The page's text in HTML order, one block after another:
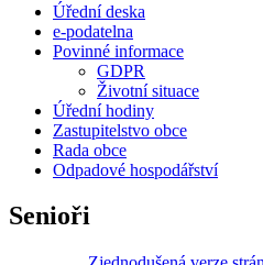
Úřední deska
e-podatelna
Povinné informace
GDPR
Životní situace
Úřední hodiny
Zastupitelstvo obce
Rada obce
Odpadové hospodářství
Senioři